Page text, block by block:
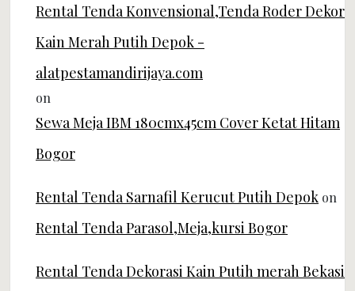
Rental Tenda Konvensional,Tenda Roder Dekor
Kain Merah Putih Depok -
alatpestamandirijaya.com
on
Sewa Meja IBM 180cmx45cm Cover Ketat Hitam
Bogor
Rental Tenda Sarnafil Kerucut Putih Depok on
Rental Tenda Parasol,Meja,kursi Bogor
Rental Tenda Dekorasi Kain Putih merah Bekasi